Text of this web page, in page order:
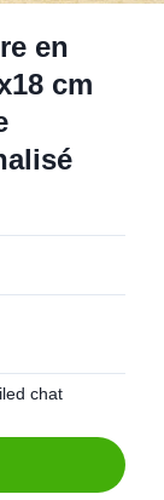
en
cm
chat